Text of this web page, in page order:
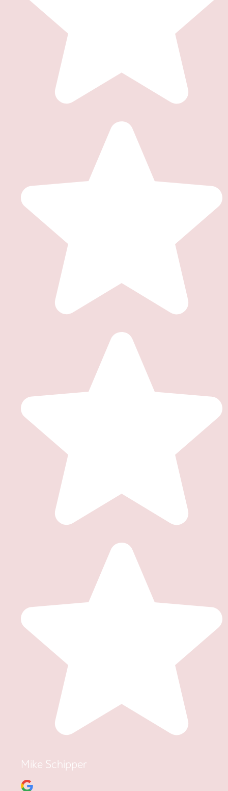
Mike Schipper